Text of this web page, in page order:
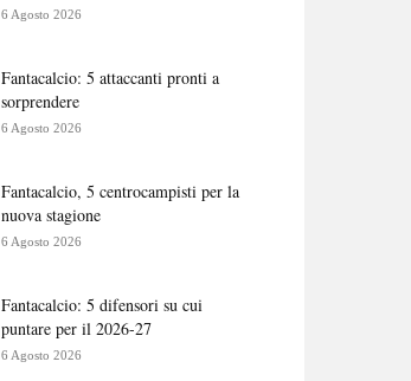
6 Agosto 2026
Fantacalcio: 5 attaccanti pronti a
sorprendere
6 Agosto 2026
Fantacalcio, 5 centrocampisti per la
nuova stagione
6 Agosto 2026
Fantacalcio: 5 difensori su cui
puntare per il 2026-27
6 Agosto 2026